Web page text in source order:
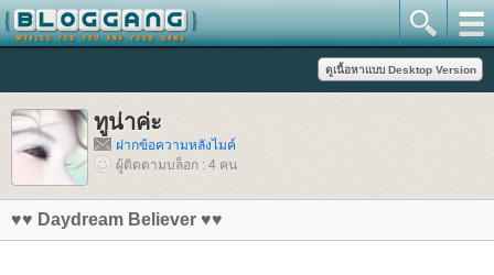
ทูน่าค่ะ
ฝากข้อความหลังไมค์
ผู้ติดตามบล็อก : 4 คน
♥♥ Daydream Believer ♥♥